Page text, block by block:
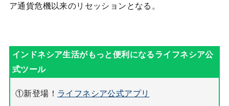
ア通貨危機以来のリセッションとなる。
①新登場！ ライフネシア公式アプリ